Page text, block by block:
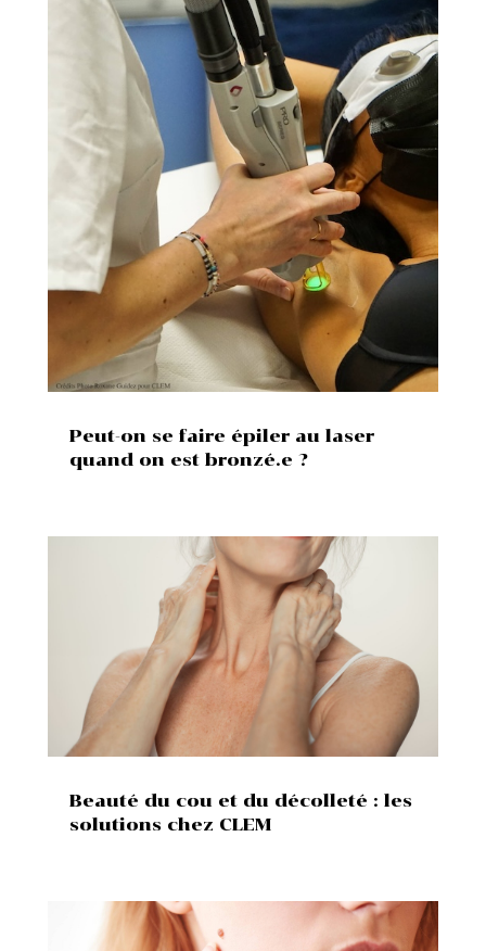
Peut-on se faire épiler au laser
quand on est bronzé.e ?
Beauté du cou et du décolleté : les
solutions chez CLEM